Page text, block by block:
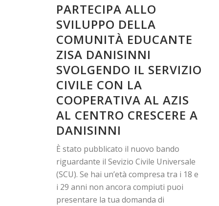
PARTECIPA ALLO
SVILUPPO DELLA
COMUNITÀ EDUCANTE
ZISA DANISINNI
SVOLGENDO IL SERVIZIO
CIVILE CON LA
COOPERATIVA AL AZIS
AL CENTRO CRESCERE A
DANISINNI
È stato pubblicato il nuovo bando
riguardante il Sevizio Civile Universale
(SCU). Se hai un’età compresa tra i 18 e
i 29 anni non ancora compiuti puoi
presentare la tua domanda di